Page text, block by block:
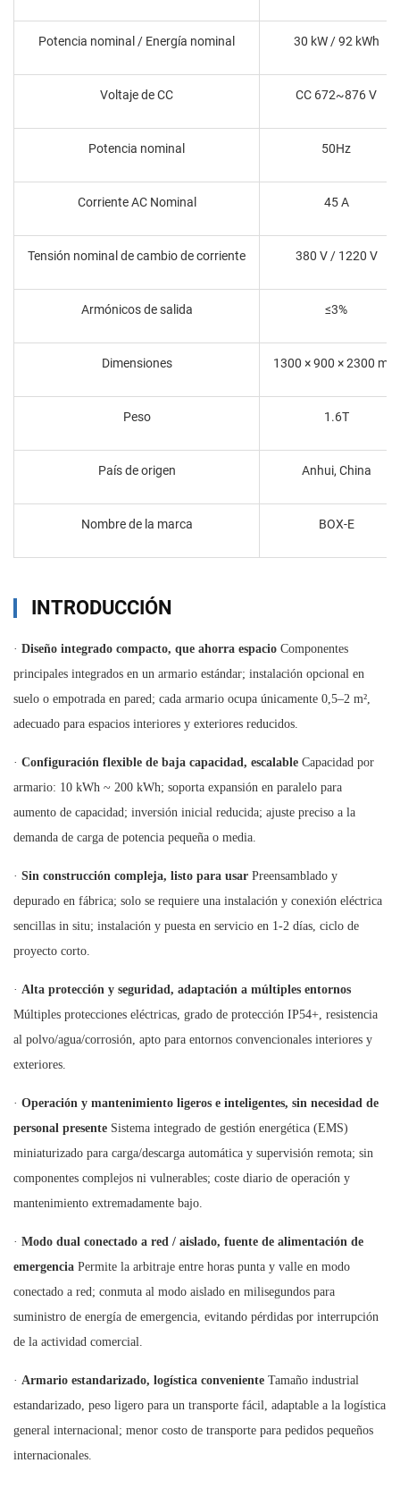
Potencia nominal / Energía nominal 30 kW / 92 kWh
Voltaje de CC CC 672~876 V
Potencia nominal 50Hz
Corriente AC Nominal 45 A
Tensión nominal de cambio de corriente 380 V / 1220 V
Armónicos de salida ≤3%
Dimensiones 1300 × 900 × 2300 mm
Peso 1.6T
País de origen Anhui, China
Nombre de la marca BOX-E
INTRODUCCIÓN
· Diseño integrado compacto, que ahorra espacio Componentes
principales integrados en un armario estándar; instalación opcional en
suelo o empotrada en pared; cada armario ocupa únicamente 0,5–2 m²,
adecuado para espacios interiores y exteriores reducidos.
· Configuración flexible de baja capacidad, escalable Capacidad por
armario: 10 kWh ~ 200 kWh; soporta expansión en paralelo para
aumento de capacidad; inversión inicial reducida; ajuste preciso a la
demanda de carga de potencia pequeña o media.
· Sin construcción compleja, listo para usar Preensamblado y
depurado en fábrica; solo se requiere una instalación y conexión eléctrica
sencillas in situ; instalación y puesta en servicio en 1-2 días, ciclo de
proyecto corto.
· Alta protección y seguridad, adaptación a múltiples entornos
Múltiples protecciones eléctricas, grado de protección IP54+, resistencia
al polvo/agua/corrosión, apto para entornos convencionales interiores y
exteriores.
· Operación y mantenimiento ligeros e inteligentes, sin necesidad de
personal presente Sistema integrado de gestión energética (EMS)
miniaturizado para carga/descarga automática y supervisión remota; sin
componentes complejos ni vulnerables; coste diario de operación y
mantenimiento extremadamente bajo.
· Modo dual conectado a red / aislado, fuente de alimentación de
emergencia Permite la arbitraje entre horas punta y valle en modo
conectado a red; conmuta al modo aislado en milisegundos para
suministro de energía de emergencia, evitando pérdidas por interrupción
de la actividad comercial.
· Armario estandarizado, logística conveniente Tamaño industrial
estandarizado, peso ligero para un transporte fácil, adaptable a la logística
general internacional; menor costo de transporte para pedidos pequeños
internacionales.